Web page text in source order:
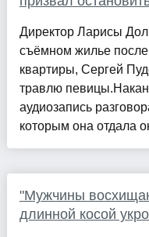
Директор Ларисы
съёмном жилье
квартиры, Сергей
травлю
аудиозапись
которым она отдала
"Мужчины
длинной косой